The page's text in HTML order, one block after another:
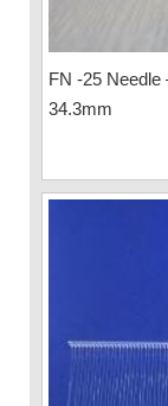
FN -25 Needle
34.3mm